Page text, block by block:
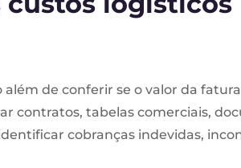
de conferir se o valor da
contratos, tabelas comerciais,
cobranças indevidas,